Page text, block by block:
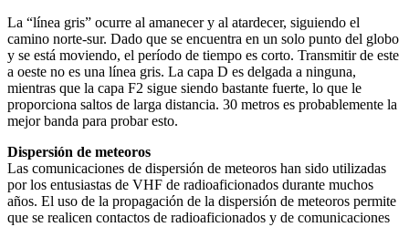
La “línea gris” ocurre al amanecer y al atardecer, siguiendo el
camino norte-sur. Dado que se encuentra en un solo punto del globo
y se está moviendo, el período de tiempo es corto. Transmitir de este
a oeste no es una línea gris. La capa D es delgada a ninguna,
mientras que la capa F2 sigue siendo bastante fuerte, lo que le
proporciona saltos de larga distancia. 30 metros es probablemente la
mejor banda para probar esto.
Dispersión de meteoros
Las comunicaciones de dispersión de meteoros han sido utilizadas
por los entusiastas de VHF de radioaficionados durante muchos
años. El uso de la propagación de la dispersión de meteoros permite
que se realicen contactos de radioaficionados y de comunicaciones